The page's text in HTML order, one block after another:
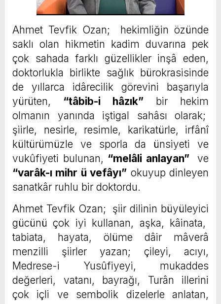
Ahmet Tevfik Ozan; hekimliğin özünde
saklı olan hikmetin kadim duvarına pek
çok sahada farklı güzellikler inşâ eden,
doktorlukla birlikte sağlık bürokrasisinde
de yıllarca idârecilik görevini başarıyla
yürüten, “tâbib-i hâzık” bir hekim
olmanın yanında iştigal sahâsı olarak;
şiirle, nesirle, resimle, karikatürle, irfânî
kültürümüzle ve sporla da ünsiyeti ve
vukûfiyeti bulunan, “melâli anlayan”
ve
“varâk-ı mihr ü vefâyı” okuyup dinleyen
sanatkâr ruhlu bir doktordu.
Ahmet Tevfik Ozan; şiir dilinin büyüleyici
gücünü çok iyi kullanan, aşka, kâinata,
tabiata, hayata, ölüme dâir mâverâ
menzilli şiirler yazan; çileyi, acıyı,
Medrese-i Yusûfiyeyi, mukaddes
değerleri, vatanı, bayrağı, Turân illerini
çok içli ve sembolik dizelerle anlatan,